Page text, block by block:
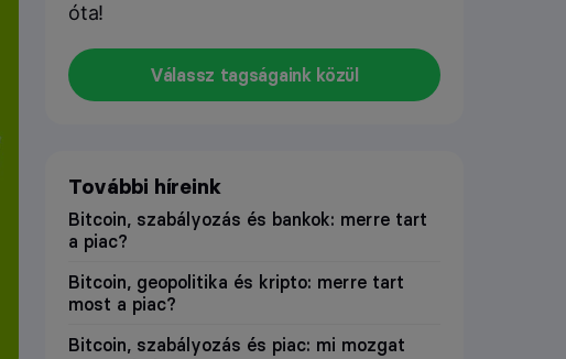
óta!
Válassz tagságaink közül
További híreink
Bitcoin, szabályozás és bankok: merre tart
a piac?
Bitcoin, geopolitika és kripto: merre tart
most a piac?
Bitcoin, szabályozás és piac: mi mozgat